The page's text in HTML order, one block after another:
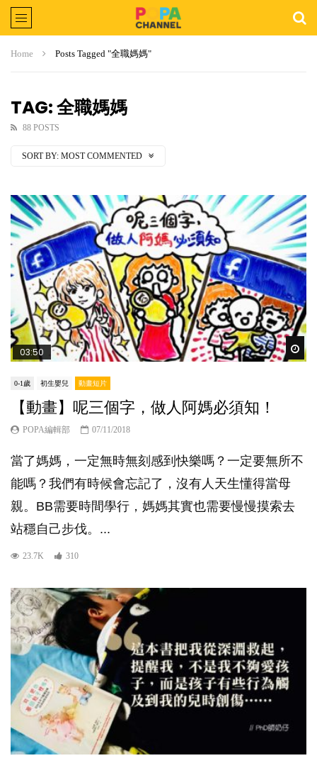
Home Posts Tagged "全職媽媽"
TAG: 全職媽媽
88 POSTS
SORT BY: MOST COMMENTED
03:50
0-1歲 初生嬰兒 動畫短片
【動畫】呢三個字，做人阿媽必須知！
POPA編輯部 07/11/2018
當了媽媽，一定無時無刻感到快樂嗎？一定要無所不
能嗎？我們有時候會忘記了，沒有人天生懂得當母
親。BB需要時間學行，媽媽其實也需要慢慢摸索去
站穩自己步伐。...
23.7K 310